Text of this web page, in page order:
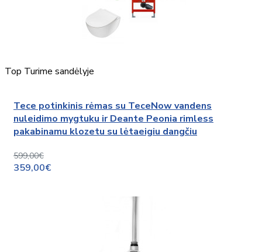
Top Turime sandėlyje
Tece potinkinis rėmas su TeceNow vandens
nuleidimo mygtuku ir Deante Peonia rimless
pakabinamu klozetu su lėtaeigiu dangčiu
599,00€
359,00€